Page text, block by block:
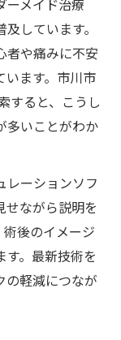
ーメイド治療
しています。
者や痛みに不安
います。市川市
すると、こうし
多いことがわか
レーションソフ
せながら説明を
後のイメージ
。最新技術を
の軽減につなが